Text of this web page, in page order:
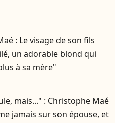
: Le visage de son fils
un adorable blond qui
à sa mère"
mais..." : Christophe Maé
jamais sur son épouse, et